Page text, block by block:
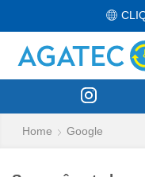
Home Google